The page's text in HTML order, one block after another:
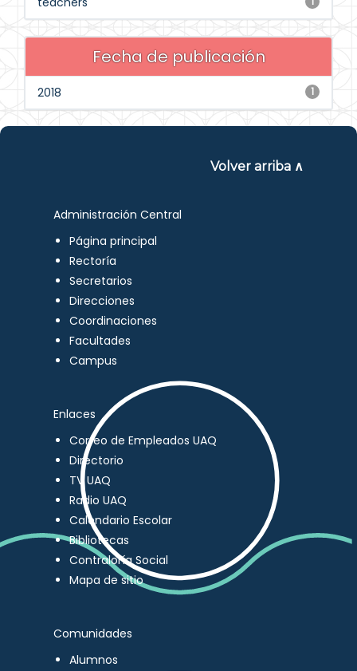
Fecha de publicación
1
2018
Volver arriba ∧
Administración Central
Página principal
Rectoría
Secretarios
Direcciones
Coordinaciones
Facultades
Campus
Enlaces
Correo de Empleados UAQ
Directorio
TV UAQ
Radio UAQ
Calendario Escolar
Bibliotecas
Contraloría Social
Mapa de sitio
Comunidades
Alumnos